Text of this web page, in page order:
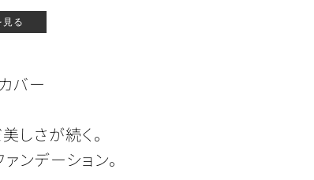
見る
バー
しさが続く。
ンデーション。